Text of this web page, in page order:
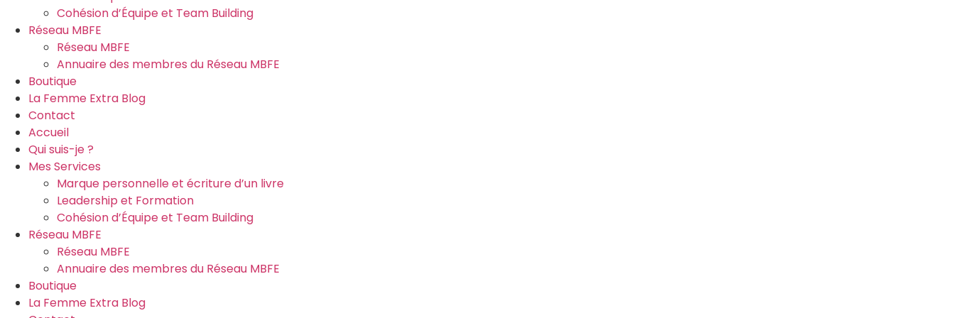
Cohésion d’Équipe et Team Building
Réseau MBFE
Réseau MBFE
Annuaire des membres du Réseau MBFE
Boutique
La Femme Extra Blog
Contact
Accueil
Qui suis-je ?
Mes Services
Marque personnelle et écriture d’un livre
Leadership et Formation
Cohésion d’Équipe et Team Building
Réseau MBFE
Réseau MBFE
Annuaire des membres du Réseau MBFE
Boutique
La Femme Extra Blog